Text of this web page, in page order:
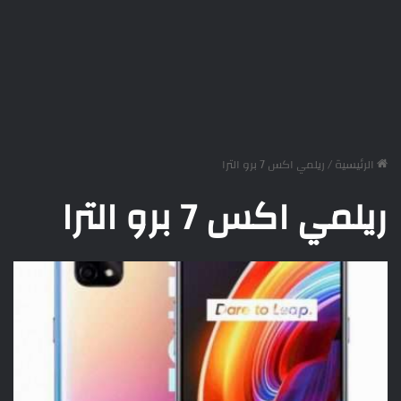
الرئيسية/ريلمي اكس 7 برو الترا
ريلمي اكس 7 برو الترا